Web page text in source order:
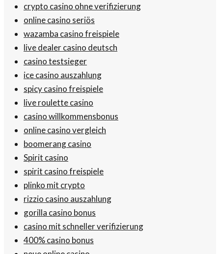
crypto casino ohne verifizierung
online casino seriös
wazamba casino freispiele
live dealer casino deutsch
casino testsieger
ice casino auszahlung
spicy casino freispiele
live roulette casino
casino willkommensbonus
online casino vergleich
boomerang casino
Spirit casino
spirit casino freispiele
plinko mit crypto
rizzio casino auszahlung
gorilla casino bonus
casino mit schneller verifizierung
400% casino bonus